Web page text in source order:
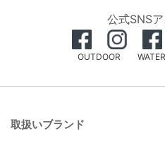
公式SNS
OUTDOOR
取扱いブランド